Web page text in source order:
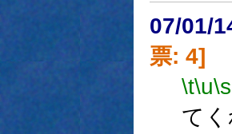
07/01/
票: 4]
\t\u
て